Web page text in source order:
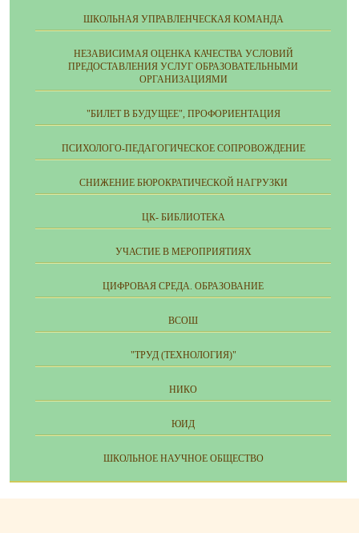
ШКОЛЬНАЯ УПРАВЛЕНЧЕСКАЯ КОМАНДА
НЕЗАВИСИМАЯ ОЦЕНКА КАЧЕСТВА УСЛОВИЙ
ПРЕДОСТАВЛЕНИЯ УСЛУГ ОБРАЗОВАТЕЛЬНЫМИ
ОРГАНИЗАЦИЯМИ
"БИЛЕТ В БУДУЩЕЕ", ПРОФОРИЕНТАЦИЯ
ПСИХОЛОГО-ПЕДАГОГИЧЕСКОЕ СОПРОВОЖДЕНИЕ
СНИЖЕНИЕ БЮРОКРАТИЧЕСКОЙ НАГРУЗКИ
ЦК- БИБЛИОТЕКА
УЧАСТИЕ В МЕРОПРИЯТИЯХ
ЦИФРОВАЯ СРЕДА. ОБРАЗОВАНИЕ
ВСОШ
"ТРУД (ТЕХНОЛОГИЯ)"
НИКО
ЮИД
ШКОЛЬНОЕ НАУЧНОЕ ОБЩЕСТВО